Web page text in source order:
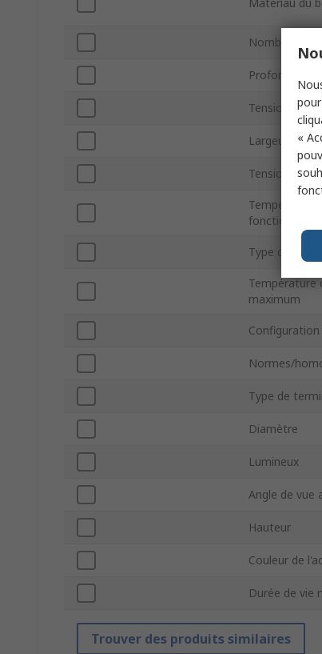
Nombre de
Profondeur
Tension AC
Largeur
Tension DC
Température
Type de
Température
maximum
Normes/
Type de
Diamètre
Lumineux
Angle de vue
Hauteur
Couleur de
Durée de vie
Trouver des produits similaires
«